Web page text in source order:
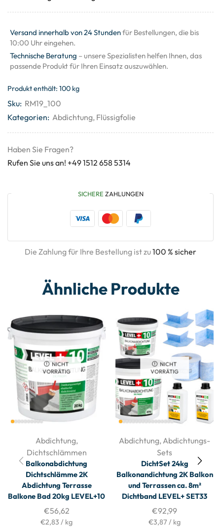
Versand innerhalb von 24 Stundenfür Bestellungen, die bis
10:00 Uhr eingehen.
Technische Beratung – unsere Spezialisten helfen Ihnen, das
passende Produkt für Ihren Einsatz auszuwählen.
Produkt enthält: 100 kg
Sku: RM19_100
Kategorien: Abdichtung, Flüssigfolie
Haben Sie Fragen?
Rufen Sie uns an! +49 1512 658 5314
SICHERE ZAHLUNGEN
Die Zahlung für Ihre Bestellung ist zu100 % sicher
Ähnliche Produkte
NICHT
VORRÄTIG
Abdichtung,
Dichtschlämmen
Balkonabdichtung
Dichtschlämme 2K
Abdichtung Terrasse
Balkone Bad 20kg LEVEL+10
€56,62
€2,83 / kg
NICHT
VORRÄTIG
Abdichtung, Abdichtungs-
Sets
DichtSet 24kg
Balkonandichtung 2K Balkon
und Terrassen ca. 8m²
Dichtband LEVEL+ SET33
€92,99
€3,87 / kg